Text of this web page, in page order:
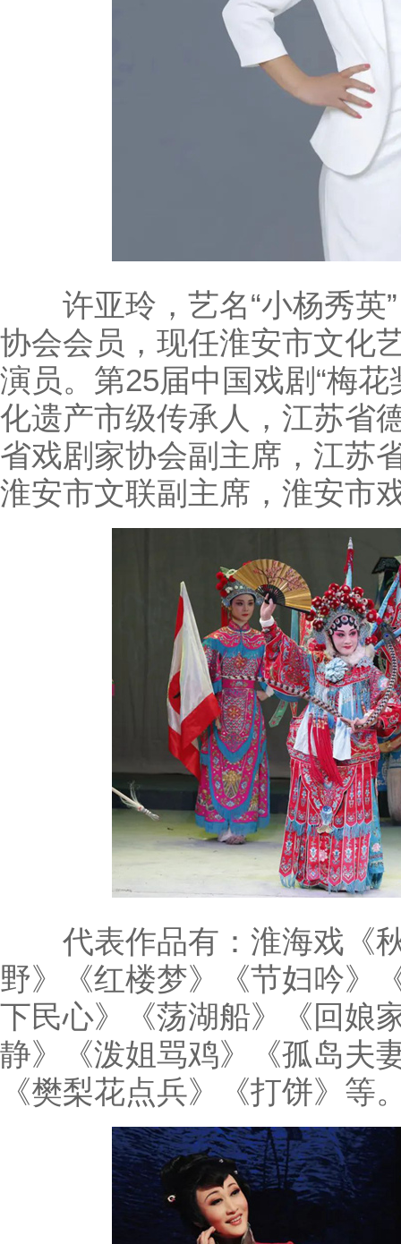
许亚玲，艺名“小杨秀英”
协会会员，现任淮安市文化
演员。第25届中国戏剧“梅
化遗产市级传承人，江苏省
省戏剧家协会副主席，江苏
淮安市文联副主席，淮安市
代表作品有：淮海戏《秋
野》《红楼梦》《节妇吟》
下民心》《荡湖船》《回娘
静》《泼姐骂鸡》《孤岛夫
《樊梨花点兵》《打饼》等